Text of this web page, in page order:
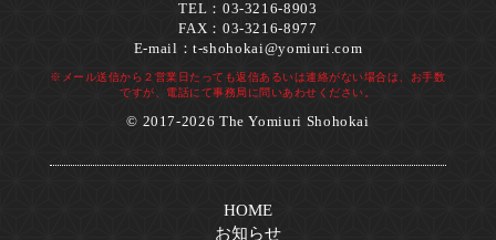
TEL：03-3216-8903
FAX：03-3216-8977
E-mail：t-shohokai@yomiuri.com
※メール送信から２営業日たっても返信あるいは連絡がない場合は、お手数
ですが、電話にて事務局に問いあわせください。
© 2017-2026 The Yomiuri Shohokai
HOME
お知らせ